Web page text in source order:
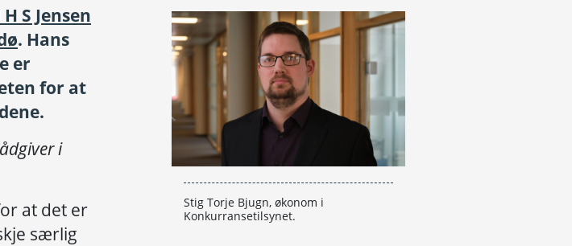
S Jensen
. Hans
er
for at
i
at det er
særlig
Stig Torje Bjugn, økonom i
Konkurransetilsynet.